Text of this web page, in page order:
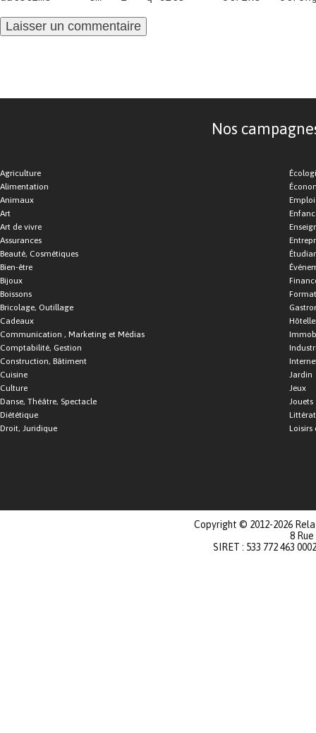
Nos
Agriculture
Alimentation
Animaux
Art
Art de vivre
Assurances
Beauté, Cosmétiques
Bien-être
Bijoux
Boissons
Bricolage, Outillage
Cadeaux
Communication , Marketing et Médias
Comptabilité, Gestion
Construction, Bâtiment
Cuisine
Culture
Danse, Théâtre, Spectacle
Diététique
Droit, Juridique
Emploi
Jardin
Jeux
Jouets
Loisirs
Copyright © 2012-2026
8
SIRET : 533 772 463